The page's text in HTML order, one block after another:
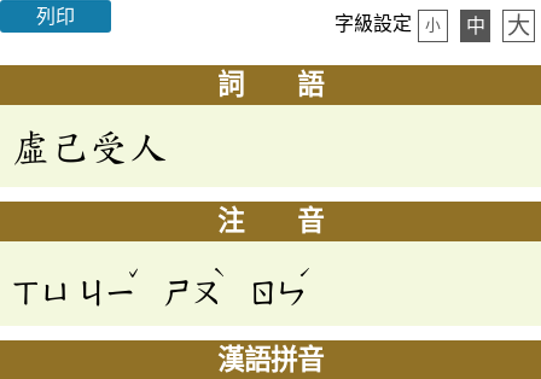
列印 字級設定 小 中 大
詞 語
虛己受人
注 音
ㄒㄩ ㄐㄧ
ˇ
ㄕㄡ
ˋ
ㄖㄣ
ˊ
漢語拼音